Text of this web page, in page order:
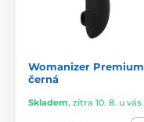
Womanizer Premium
černá
Skladem, zítra 10. 8. u vás